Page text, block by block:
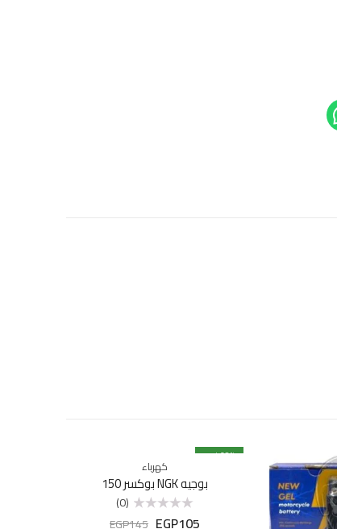
28% خصم
كهرباء
بوجيه NGK بوكسر 150
التقييم
(0)
EGP105
EGP145